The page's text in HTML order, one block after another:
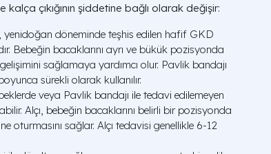
çıkığının şiddetine bağlı olarak değişir:
yenidoğan döneminde teşhis edilen hafif GKD
Bebeğin bacaklarını ayrı ve bükük pozisyonda
sağlamaya yardımcı olur. Pavlik bandajı
sürekli olarak kullanılır.
veya Pavlik bandajı ile tedavi edilemeyen
Alçı, bebeğin bacaklarını belirli bir pozisyonda
oturmasını sağlar. Alçı tedavisi genellikle 6-12